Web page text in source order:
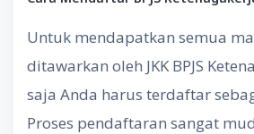
Untuk mendapatkan semua
ditawarkan oleh JKK BPJS
saja Anda harus terdaftar
Proses pendaftaran sangat